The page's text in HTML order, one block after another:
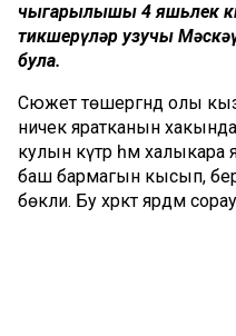
чыгарылышы 4 яшьлек
тикшерүләр узучы
була.
Сюжет төшергәндә олы
ничек яратканын
кулын күтәрә һәм халыкара
баш бармагын кысып,
бөкли. Бу хәрәкәт ярдәм